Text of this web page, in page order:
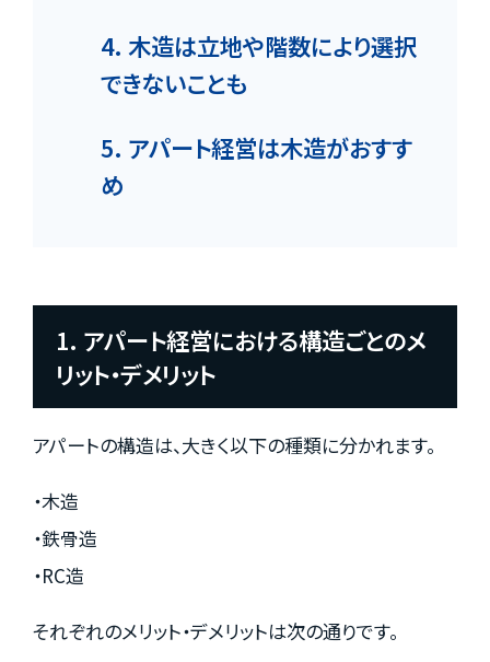
4. 木造は立地や階数により選択
できないことも
5. アパート経営は木造がおすす
め
1. アパート経営における構造ごとのメ
リット・デメリット
アパートの構造は、大きく以下の種類に分かれます。
・木造
・鉄骨造
・RC造
それぞれのメリット・デメリットは次の通りです。